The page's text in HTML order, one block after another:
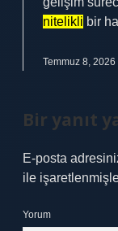
nitelikli bir
Temmuz 8, 2026
Bir yanıt
E-posta
ile
Yorum